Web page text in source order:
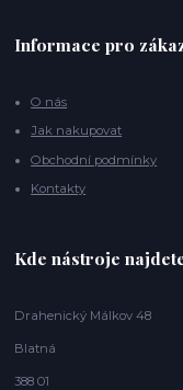
Informace pro
O nás
Jak nakupovat
Obchodní podmínky
Kontakty
Kde nástroje
Drahenický Málkov 48
Blatná
388 01